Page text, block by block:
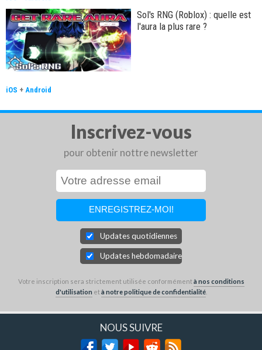
Sol's RNG (Roblox) : quelle est
l'aura la plus rare ?
iOS + Android
Inscrivez-vous
pour obtenir nottre newsletter
Updates quotidiennes
Updates hebdomadaires
Votre inscription sera strictement utilisée conformémentà nos conditions
d'utilisation età notre politique de confidentialité.
NOUS SUIVRE